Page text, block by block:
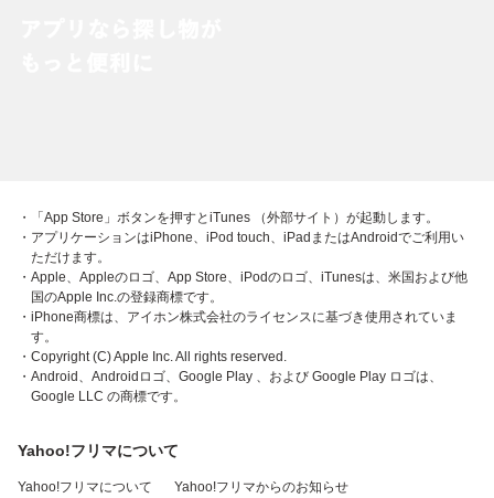
・「App Store」ボタンを押すとiTunes （外部サイト）が起動します。
・アプリケーションはiPhone、iPod touch、iPadまたはAndroidでご利用い
ただけます。
・Apple、Appleのロゴ、App Store、iPodのロゴ、iTunesは、米国および他
国のApple Inc.の登録商標です。
・iPhone商標は、アイホン株式会社のライセンスに基づき使用されていま
す。
・Copyright (C) Apple Inc. All rights reserved.
・Android、Androidロゴ、Google Play 、および Google Play ロゴは、
Google LLC の商標です。
Yahoo!フリマについて
Yahoo!フリマについて Yahoo!フリマからのお知らせ